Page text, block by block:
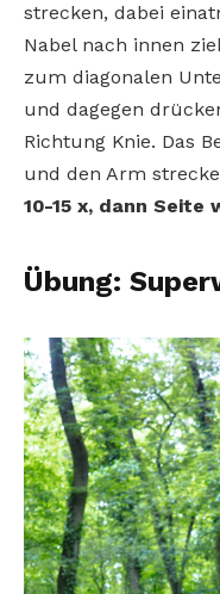
strecken, dabei
Nabel nach innen
zum diagonalen
und dagegen
Richtung Knie. Das
und den Arm
10-15 x, dann Seite
Übung: